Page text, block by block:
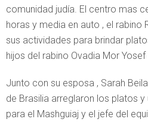
comunidad judía. El centro mas
horas y media en auto , el
sus actividades para brindar
hijos del rabino Ovadia Mor
Junto con su esposa , Sarah
de Brasilia arreglaron los platos
para el Mashguiaj y el jefe del